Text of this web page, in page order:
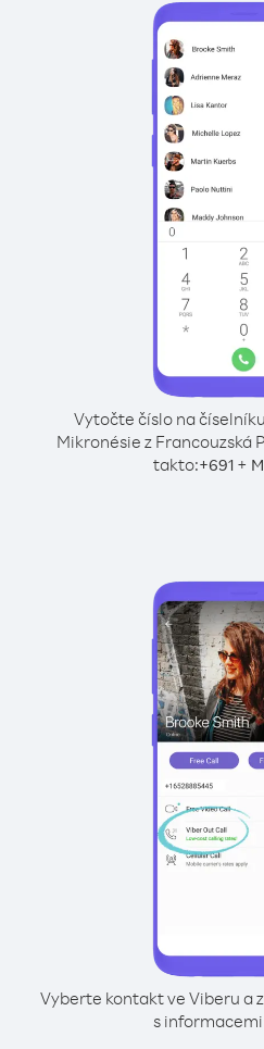
Vytočte číslo na
Mikronésie z Francouzská
takto:+691+
Vyberte kontakt ve Viberu a
s